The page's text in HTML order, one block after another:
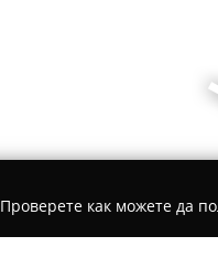
Проверете как можете да